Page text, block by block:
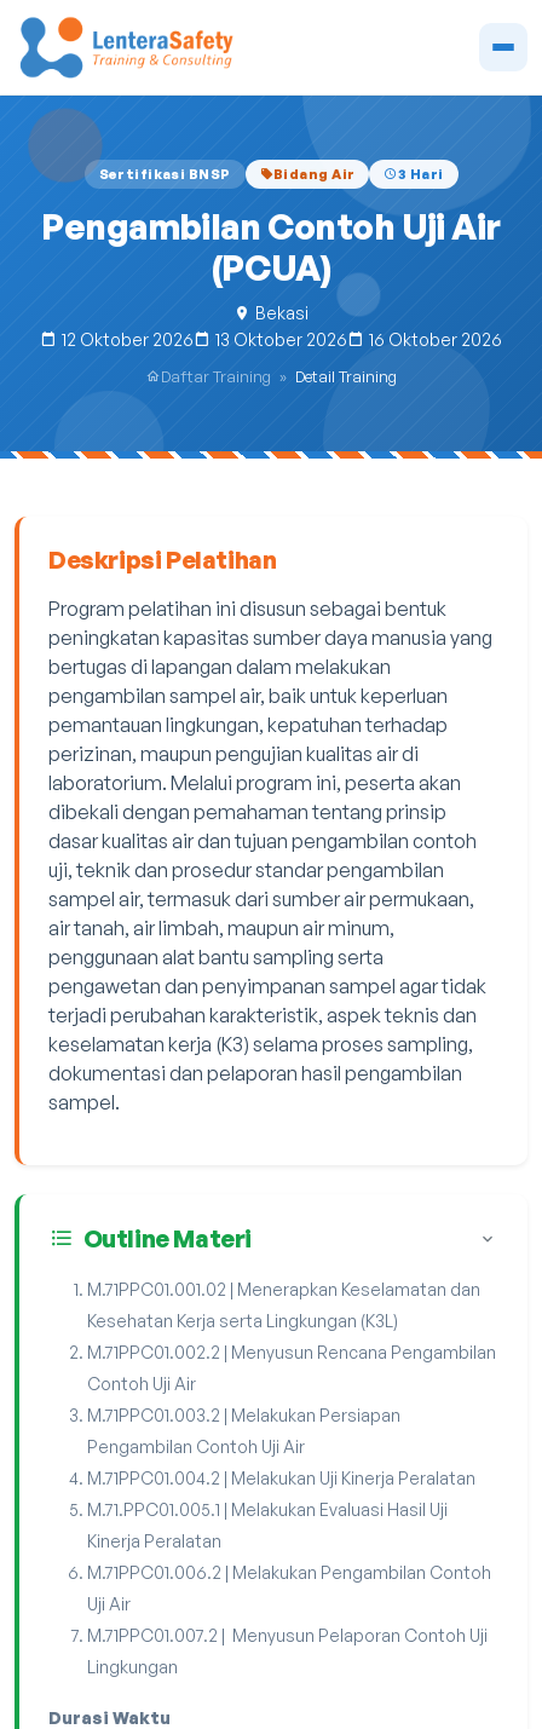
Sertifikasi BNSP Bidang Air 3 Hari
Pengambilan Contoh Uji Air
(PCUA)
Bekasi
12 Oktober 2026
13 Oktober 2026 16 Oktober 2026
Daftar Training » Detail Training
Deskripsi Pelatihan
Program pelatihan ini disusun sebagai bentuk
peningkatan kapasitas sumber daya manusia yang
bertugas di lapangan dalam melakukan
pengambilan sampel air, baik untuk keperluan
pemantauan lingkungan, kepatuhan terhadap
perizinan, maupun pengujian kualitas air di
laboratorium. Melalui program ini, peserta akan
dibekali dengan pemahaman tentang prinsip
dasar kualitas air dan tujuan pengambilan contoh
uji, teknik dan prosedur standar pengambilan
sampel air, termasuk dari sumber air permukaan,
air tanah, air limbah, maupun air minum,
penggunaan alat bantu sampling serta
pengawetan dan penyimpanan sampel agar tidak
terjadi perubahan karakteristik, aspek teknis dan
keselamatan kerja (K3) selama proses sampling,
dokumentasi dan pelaporan hasil pengambilan
sampel.
Outline Materi
M.71PPC01.001.02 | Menerapkan Keselamatan dan
Kesehatan Kerja serta Lingkungan (K3L)
M.71PPC01.002.2 | Menyusun Rencana Pengambilan
Contoh Uji Air
M.71PPC01.003.2 | Melakukan Persiapan
Pengambilan Contoh Uji Air
M.71PPC01.004.2 | Melakukan Uji Kinerja Peralatan
M.71.PPC01.005.1 | Melakukan Evaluasi Hasil Uji
Kinerja Peralatan
M.71PPC01.006.2 | Melakukan Pengambilan Contoh
Uji Air
M.71PPC01.007.2 | Menyusun Pelaporan Contoh Uji
Lingkungan
Durasi Waktu